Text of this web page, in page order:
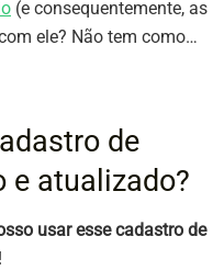
(e consequentemente, as
ele? Não tem como…
de
e atualizado?
usar esse cadastro de